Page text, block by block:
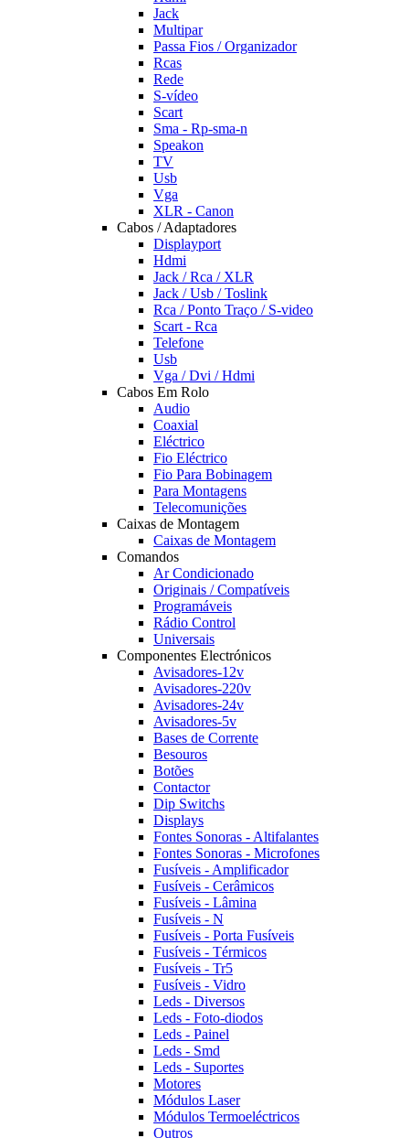
Jack
Multipar
Passa Fios / Organizador
Rcas
Rede
S-vídeo
Scart
Sma - Rp-sma-n
Speakon
TV
Usb
Vga
XLR - Canon
Cabos / Adaptadores
Displayport
Hdmi
Jack / Rca / XLR
Jack / Usb / Toslink
Rca / Ponto Traço / S-video
Scart - Rca
Telefone
Usb
Vga / Dvi / Hdmi
Cabos Em Rolo
Audio
Coaxial
Eléctrico
Fio Eléctrico
Fio Para Bobinagem
Para Montagens
Telecomunições
Caixas de Montagem
Caixas de Montagem
Comandos
Ar Condicionado
Originais / Compatíveis
Programáveis
Rádio Control
Universais
Componentes Electrónicos
Avisadores-12v
Avisadores-220v
Avisadores-24v
Avisadores-5v
Bases de Corrente
Besouros
Botões
Contactor
Dip Switchs
Displays
Fontes Sonoras - Altifalantes
Fontes Sonoras - Microfones
Fusíveis - Amplificador
Fusíveis - Cerâmicos
Fusíveis - Lâmina
Fusíveis - N
Fusíveis - Porta Fusíveis
Fusíveis - Térmicos
Fusíveis - Tr5
Fusíveis - Vidro
Leds - Diversos
Leds - Foto-diodos
Leds - Painel
Leds - Smd
Leds - Suportes
Motores
Módulos Laser
Módulos Termoeléctricos
Outros